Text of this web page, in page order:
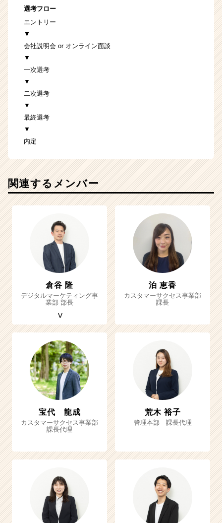
選考フロー
エントリー
▼
会社説明会 or オンライン面談
▼
一次選考
▼
二次選考
▼
最終選考
▼
内定
関連するメンバー
倉谷 隆
デジタルマーケティング事
業部 部長
泊 恵香
カスタマーサクセス事業部
課長
宝代 龍成
カスタマーサクセス事業部
課長代理
荒木 裕子
管理本部 課長代理